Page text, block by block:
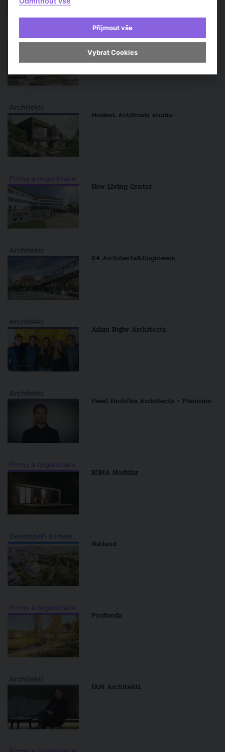
Architekti
Atelier Flera
Architekti
Modest Artificials studio
New Living Center
Architekti
K4 Architects&Engineers
Architekti
Adam Rujbr Architects
Architekti
Pavel Hnilička Architects + Planners
KOMA Modular
Developeři a investiční skupiny
Natland
Profivoda
Architekti
FAM Architekti
Přijmout vše
Vybrat Cookies